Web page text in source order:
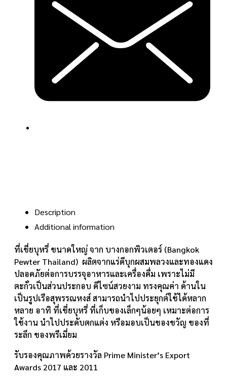
Description
Additional information
ที่เขี่ยบุหรี่ ขนาดใหญ่ จาก บางกอกพิวเตอร์ (Bangkok
Pewter Thailand) ผลิตจากแร่ดีบุกผสมพลวงและทองแดง
ปลอดภัยต่อการบรรจุอาหารและเครื่องดื่ม เพราะไม่มี
ตะกั่วเป็นส่วนประกอบ ดีไซน์สวยงาม ทรงคุณค่า ด้านใน
เป็นรูปเรือสุพรรณหงส์ สามารถนำไปประยุกต์ใช้ได้หลาก
หลาย อาทิ ที่เขี่ยบุหรี่ ที่เก็บของเล็กๆน้อยๆ เหมาะต่อการ
ใช้งาน นำไปประดับตกแต่ง หรือมอบเป็นของขวัญ ของที่
ระลึก ของพรีเมี่ยม
รับรองคุณภาพด้วยรางวัล Prime Minister’s Export
Awards 2017 และ 2011